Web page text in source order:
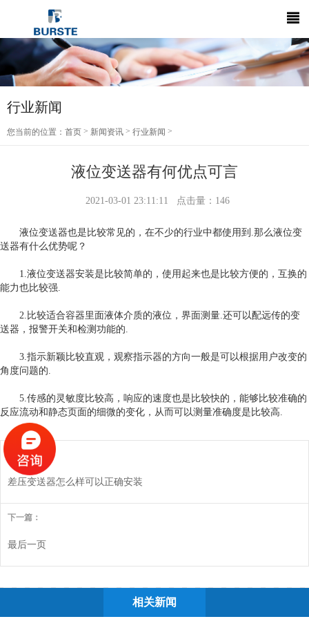
行业新闻
您当前的位置： 首页 > 新闻资讯 > 行业新闻 >
液位变送器有何优点可言
2021-03-01 23:11:11 点击量： 146
液位变送器也是比较常见的，在不少的行业中都使用到.那么液位变
送器有什么优势呢？
1.液位变送器安装是比较简单的，使用起来也是比较方便的，互换的
能力也比较强.
2.比较适合容器里面液体介质的液位，界面测量.还可以配远传的变
送器，报警开关和检测功能的.
3.指示新颖比较直观，观察指示器的方向一般是可以根据用户改变的
角度问题的.
5.传感的灵敏度比较高，响应的速度也是比较快的，能够比较准确的
反应流动和静态页面的细微的变化，从而可以测量准确度是比较高.
上一篇：
差压变送器怎么样可以正确安装
下一篇：
最后一页
相关新闻